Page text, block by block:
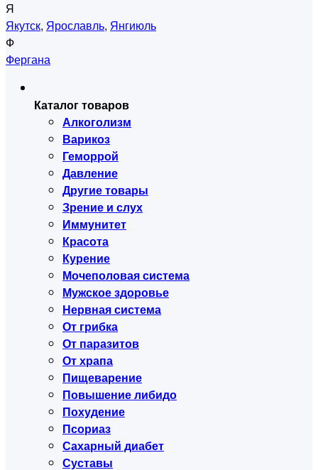
Я
Якутск, Ярославль, Янгиюль
Ф
Фергана
Каталог товаров
Алкоголизм
Варикоз
Геморрой
Давление
Другие товары
Зрение и слух
Иммунитет
Красота
Курение
Мочеполовая система
Мужское здоровье
Нервная система
От грибка
От паразитов
От храпа
Пищеварение
Повышение либидо
Похудение
Псориаз
Сахарный диабет
Суставы